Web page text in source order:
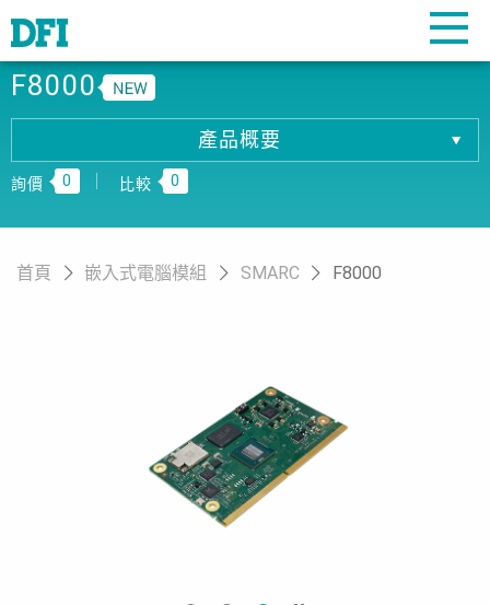
F8000
產品概要
產品概要
相關下載
訂購資訊
詢價 0 比較 0
首頁 嵌入式電腦模組 SMARC F8000